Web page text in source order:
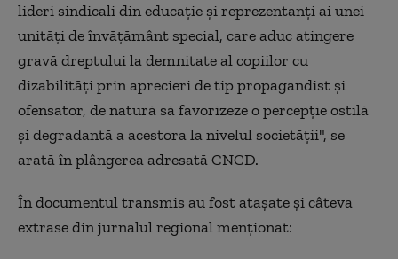
lideri sindicali din educaţie şi reprezentanţi ai unei
unităţi de învăţământ special, care aduc atingere
gravă dreptului la demnitate al copiilor cu
dizabilităţi prin aprecieri de tip propagandist şi
ofensator, de natură să favorizeze o percepţie ostilă
şi degradantă a acestora la nivelul societăţii", se
arată în plângerea adresată CNCD.
În documentul transmis au fost ataşate şi câteva
extrase din jurnalul regional menţionat: